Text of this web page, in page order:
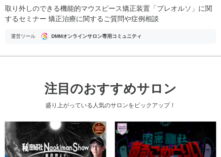
取り外しのできる機能的マウスピース矯正装置「プレオルソ」に関
するセミナー 矯正治療に関するご質問や症例相談
運営ツール DMMオンラインサロン専用コミュニティ
注目のおすすめサロン
盛り上がっている人気のサロンをピックアップ！